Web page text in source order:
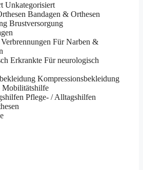
Unkategorisiert
Bandagen & Orthesen
Brustversorgung
Für Narben &
Erkrankte Für neurologisch
Kompressionsbekleidung
Mobilitätshilfe
Pflege- / Alltagshilfen